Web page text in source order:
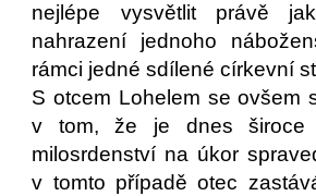
nejlépe vysvětlit právě
nahrazení jednoho
rámci jedné sdílené církevní
S otcem Lohelem se ovšem
v tom, že je dnes široce
milosrdenství na úkor
v tomto případě otec